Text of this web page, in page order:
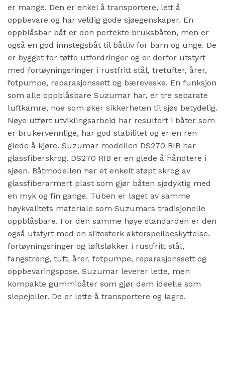
er mange. Den er enkel å transportere, lett å
oppbevare og har veldig gode sjøegenskaper. En
oppblåsbar båt er den perfekte bruksbåten, men er
også en god innstegsbåt til båtliv for barn og unge. De
er bygget for tøffe utfordringer og er derfor utstyrt
med fortøyningsringer i rustfritt stål, tretufter, årer,
fotpumpe, reparasjonssett og bæreveske. En funksjon
som alle oppblåsbare Suzumar har, er tre separate
luftkamre, noe som øker sikkerheten til sjøs betydelig.
Nøye utført utviklingsarbeid har resultert i båter som
er brukervennlige, har god stabilitet og er en ren
glede å kjøre. Suzumar modellen DS270 RIB har
glassfiberskrog. DS270 RIB er en glede å håndtere i
sjøen. Båtmodellen har et enkelt støpt skrog av
glassfiberarmert plast som gjør båten sjødyktig med
en myk og fin gange. Tuben er laget av samme
høykvalitets materiale som Suzumars tradisjonelle
oppblåsbare. For den samme høye standarden er den
også utstyrt med en slitesterk akterspeilbeskyttelse,
fortøyningsringer og løftsløkker i rustfritt stål,
fangstreng, tuft, årer, fotpumpe, reparasjonssett og
oppbevaringspose. Suzumar leverer lette, men
kompakte gummibåter som gjør dem ideelle som
slepejoller. De er lette å transportere og lagre.